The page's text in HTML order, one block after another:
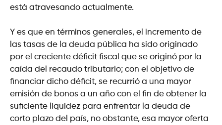
está atravesando actualmente.
Y es que en términos generales, el incremento de
las tasas de la deuda pública ha sido originado
por el creciente déficit fiscal que se originó por la
caída del recaudo tributario; con el objetivo de
financiar dicho déficit, se recurrió a una mayor
emisión de bonos a un año con el fin de obtener la
suficiente liquidez para enfrentar la deuda de
corto plazo del país, no obstante, esa mayor oferta